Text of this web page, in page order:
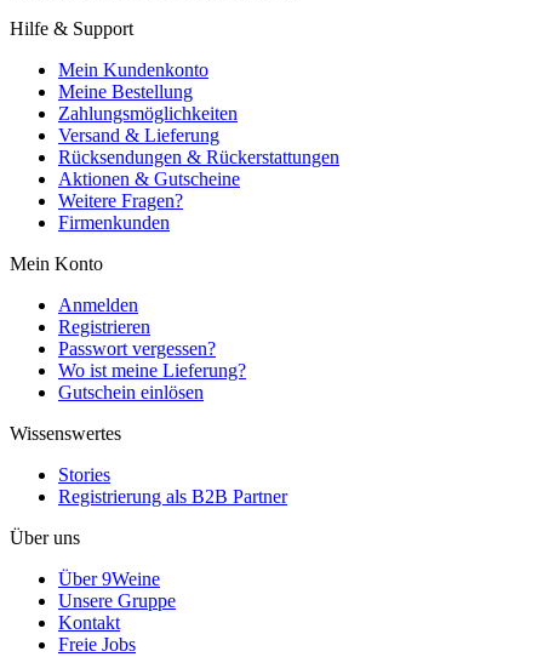
Hilfe & Support
Mein Kundenkonto
Meine Bestellung
Zahlungsmöglichkeiten
Versand & Lieferung
Rücksendungen & Rückerstattungen
Aktionen & Gutscheine
Weitere Fragen?
Firmenkunden
Mein Konto
Anmelden
Registrieren
Passwort vergessen?
Wo ist meine Lieferung?
Gutschein einlösen
Wissenswertes
Stories
Registrierung als B2B Partner
Über uns
Über 9Weine
Unsere Gruppe
Kontakt
Freie Jobs